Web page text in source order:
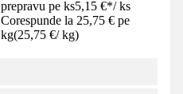
prepravu pe ks5,15 €*/ ks
Corespunde la 25,75 € pe
kg(25,75 €/ kg)